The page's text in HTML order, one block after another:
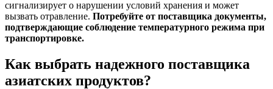
сигнализирует о нарушении условий хранения и может
вызвать отравление. Потребуйте от поставщика документы,
подтверждающие соблюдение температурного режима при
транспортировке.
Как выбрать надежного поставщика
азиатских продуктов?